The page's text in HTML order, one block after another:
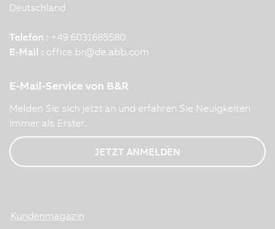
Deutschland
Telefon : +49 6031685580
E-Mail : office.br@de.abb.com
E-Mail-Service von B&R
Melden Sie sich jetzt an und erfahren Sie Neuigkeiten
immer als Erster.
JETZT ANMELDEN
Kundenmagazin